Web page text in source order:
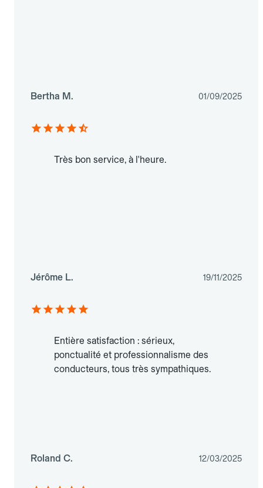
Bertha M. 01/09/2025
Très bon service, à l'heure.
Jérôme L. 19/11/2025
Entière satisfaction : sérieux,
ponctualité et professionnalisme des
conducteurs, tous très sympathiques.
Roland C. 12/03/2025